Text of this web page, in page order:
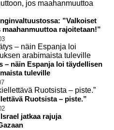
”Valkoiset
rajoitetaan!”
– näin Espanja loi täydellisen
tuleville
Ruotsista – piste.”
jatkaa rajuja